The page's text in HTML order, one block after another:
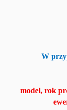
W
model, rok